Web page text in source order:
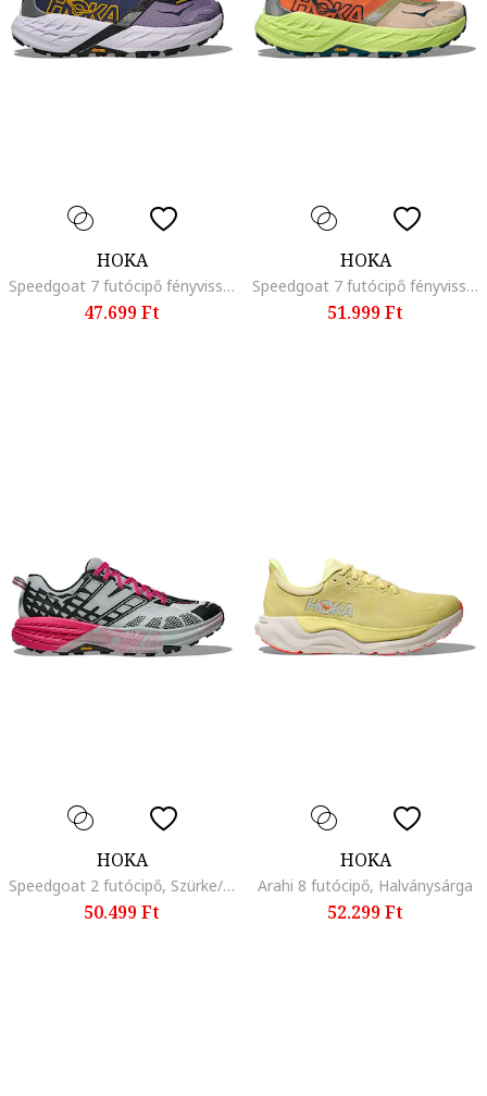
HOKA
Speedgoat 7 futócipő fényvisszaverő részletekkel, Sötétkék/Halványlila
47.699 Ft
HOKA
Speedgoat 7 futócipő fényvisszaverő részletekkel, Narancssárga/Bézs/Limezöld
51.999 Ft
HOKA
Speedgoat 2 futócipő, Szürke/Fukszia
50.499 Ft
HOKA
Arahi 8 futócipő, Halványsárga
52.299 Ft